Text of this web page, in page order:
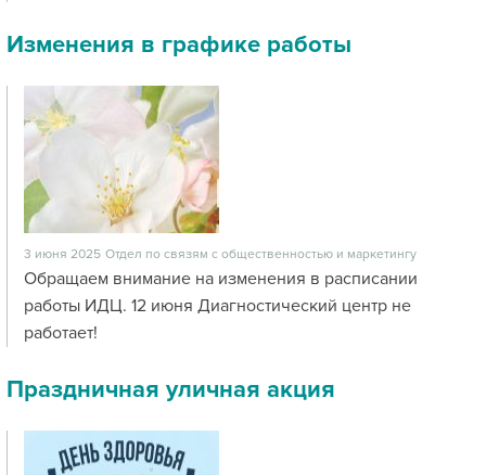
Изменения в графике работы
3 июня 2025 Отдел по связям с общественностью и маркетингу
Обращаем внимание на изменения в расписании
работы ИДЦ. 12 июня Диагностический центр не
работает!
Праздничная уличная акция